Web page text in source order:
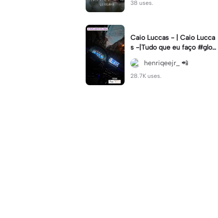
38 uses.
Caio Luccas - | Caio Lucca
s -|Tudo que eu faço #glow
up#caioluccas#tipografia#l
yricshenriqeejr_ 📲
28.7K uses.